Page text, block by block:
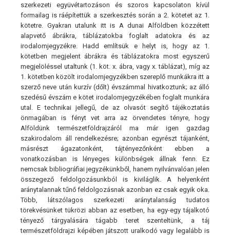
szerkezeti együvétartozáson és szoros kapcsolaton kívül
formailag is ráépítettük a szerkesztés során a 2. kötetet az 1.
kötetre. Gyakran utalunk itt is A dunai Alföldben közzétett
alapvető ábrákra, táblázatokba foglalt adatokra és az
irodalomjegyzékre. Hadd említsük e helyt is, hogy az 1.
kötetben megjelent ábrákra és táblázatokra most egyszerű
megjelöléssel utaltunk (1. köt. x. ábra, vagy x. táblázat), míg az
1. kötetben közölt irodalomjegyzékben szereplő munkákra itt a
szerző neve után kurzív (dőlt) évszámmal hivatkoztunk; az álló
szedésű évszám e kötet irodalomjegyzékében foglalt munkára
utal. E technikai jellegű, de az olvasót segítő tájékoztatás
önmagában is fényt vet arra az örvendetes tényre, hogy
Alföldünk természetföldrajzáról ma már igen gazdag
szakirodalom áll rendelkezésre; azonban egyrészt tájanként,
másrészt ágazatonként, tájtényezőnként ebben a
vonatkozásban is lényeges különbségek állnak fenn. Ez
nemcsak bibliográfiai jegyzékünkből, hanem nyilvánvalóan jelen
összegező feldolgozásunkból is kiviláglik. A helyenként
aránytalannak tűnő feldolgozásnak azonban ez csak egyik oka.
Több, látszólagos szerkezeti aránytalanság tudatos
törekvésünket tükrözi abban az esetben, ha egy-egy tájalkotó
tényező tárgyalására tágabb teret szenteltünk, a táj
természetföldrajzi képében játszott uralkodó vagy legalább is